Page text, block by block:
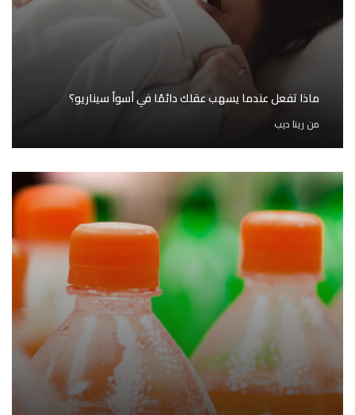
ماذا تفعل عندما يسهب عقلك دائمًا في أسوأ سيناريو؟
من رينا ديب